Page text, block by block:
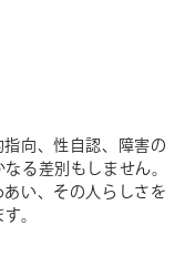
向、性自認、障害の
る差別もしません。
い、その人らしさを
。